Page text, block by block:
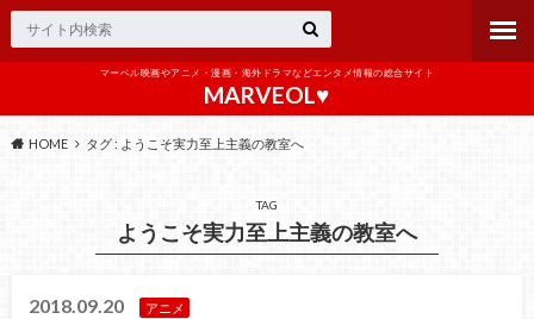
マーベル映画やアニメ・漫画・海外ドラマなどエンタメ情報の総合サイト
MARVEOL♥️
HOME タグ : ようこそ実力至上主義の教室へ
TAG
ようこそ実力至上主義の教室へ
2018.09.20 アニメ